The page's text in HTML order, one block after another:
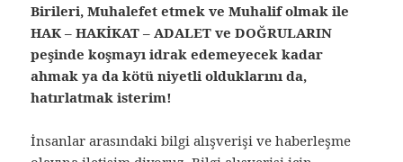
Birileri, Muhalefet etmek ve Muhalif olmak ile
HAK – HAKİKAT – ADALET ve DOĞRULARIN
peşinde koşmayı idrak edemeyecek kadar
ahmak ya da kötü niyetli olduklarını da,
hatırlatmak isterim!
İnsanlar arasındaki bilgi alışverişi ve haberleşme